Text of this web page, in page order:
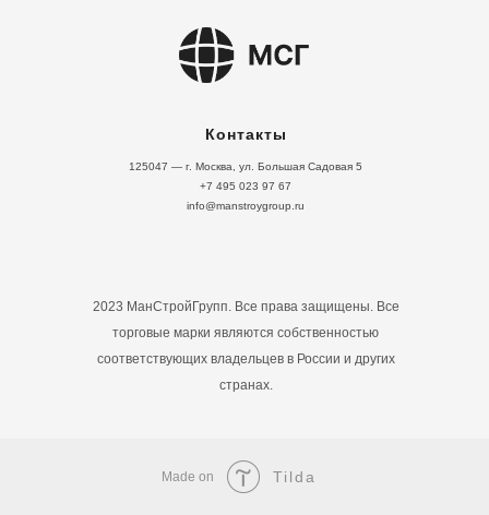
Контакты
125047 — г. Москва, ул. Большая Садовая 5
+7 495 023 97 67
info@manstroygroup.ru
2023 МанСтройГрупп. Все права защищены. Все
торговые марки являются собственностью
соответствующих владельцев в России и других
странах.
Made on Tilda